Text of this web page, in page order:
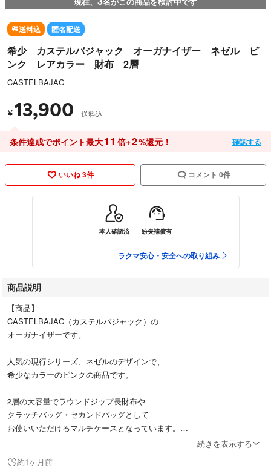
送料込 匿名配送
希少 カステルバジャック オーガナイザー ネゼル ピ
ンク レアカラー 財布 2層
CASTELBAJAC
¥13,900 送料込
条件達成でポイント最大11 倍+2%還元！ 確認する
いいね 3件 コメント 0件
本人確認済 紛失補償有
ラクマ安心・安全への取り組み
商品説明
【商品】
CASTELBAJAC（カステルバジャック）の
オーガナイザーです。
人気の現行シリーズ、ネゼルのデザインで、
希少なカラーのピンクの商品です。
2層の大容量でラウンドジップ長財布や
クラッチバッグ・セカンドバッグとして
お使いいただけるマルチケースとなっています。
【付属品】
続きを表示する
約1ヶ月前